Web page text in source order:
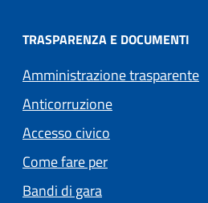
TRASPARENZA E DOCUMENTI
Amministrazione trasparente
Anticorruzione
Accesso civico
Come fare per
Bandi di gara